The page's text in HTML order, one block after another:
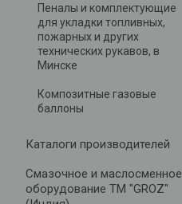
Пеналы и комплектующие
для укладки топливных,
пожарных и других
технических рукавов, в
Минске
Композитные газовые
баллоны
Каталоги производителей
Cмазочное и маслосменное
оборудование ТМ "GROZ"